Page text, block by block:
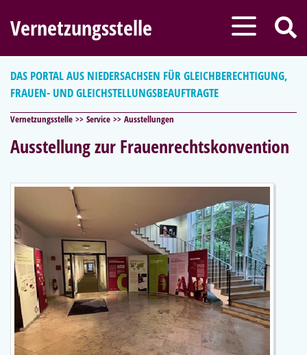
Vernetzungsstelle
DAS PORTAL AUS NIEDERSACHSEN FÜR GLEICHBERECHTIGUNG,
FRAUEN- UND GLEICHSTELLUNGSBEAUFTRAGTE
Vernetzungsstelle Service Ausstellungen
Ausstellung zur Frauenrechtskonvention